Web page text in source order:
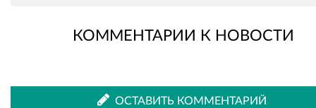
во
ВКонтакте
Одноклассниках
КОММЕНТАРИИ К НОВОСТИ
ОСТАВИТЬ КОММЕНТАРИЙ